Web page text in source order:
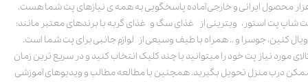
محصول ایرانی و خارجی آماده پاسخگویی به همه ی نیازهای پت شما هست.
شاپ پت استور، ویترینی از غذای سگ و غذای گربه با برندهای معتبر مانند:
کنین، جوسرا و .. همراه با طیف وسیعی از لوازم جانبی برای پت شما است.
مورد نیاز پت خود را میتوانید با چند کلیک انتخاب کنید و در سریع ترین زمان
درب منزل تحویل بگیرید. همچنین با مطالعه مطالب و ویدیوهای آموزشی